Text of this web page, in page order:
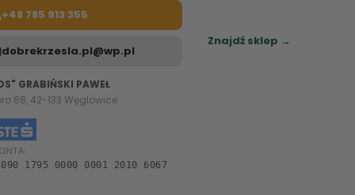
+48 785 913 355
dobrekrzesla.pl@wp.pl
GRABIŃSKI PAWEŁ
68, 42-133 Węglowice
1795 0000 0001 2010 6067
Znajdź sklep →